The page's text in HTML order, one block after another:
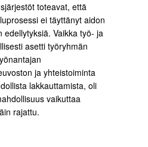
toteavat, että
ei täyttänyt aidon
Vaikka työ- ja
asetti työryhmän
ja yhteistoiminta
lakkauttamista, oli
vaikuttaa
rajattu.